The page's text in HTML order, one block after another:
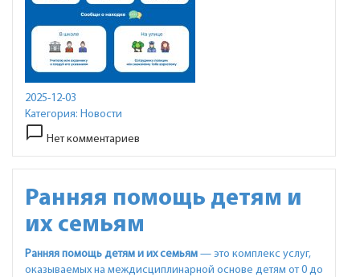
2025-12-03
Категория: Новости
chat_bubble_outline Нет комментариев
Ранняя помощь детям и
их семьям
Ранняя помощь детям и их семьям — это комплекс услуг,
оказываемых на междисциплинарной основе детям от 0 до